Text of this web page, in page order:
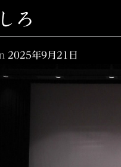
ろ
2025年9月21日